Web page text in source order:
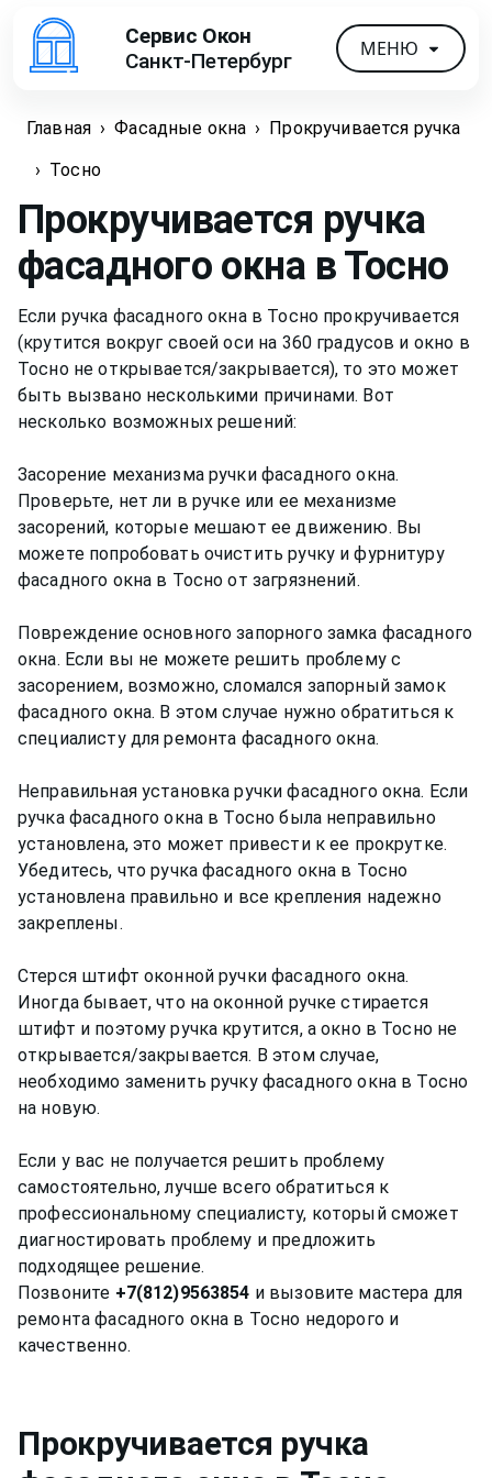
Сервис Окон
Санкт-Петербург
МЕНЮ
Главная › Фасадные окна ›
Прокручивается ручка
› Тосно
Прокручивается ручка
фасадного окна в Тосно
Если ручка фасадного окна в Тосно прокручивается
(крутится вокруг своей оси на 360 градусов и окно в
Тосно не открывается/закрывается), то это может
быть вызвано несколькими причинами. Вот
несколько возможных решений:
Засорение механизма ручки фасадного окна.
Проверьте, нет ли в ручке или ее механизме
засорений, которые мешают ее движению. Вы
можете попробовать очистить ручку и фурнитуру
фасадного окна в Тосно от загрязнений.
Повреждение основного запорного замка фасадного
окна. Если вы не можете решить проблему с
засорением, возможно, сломался запорный замок
фасадного окна. В этом случае нужно обратиться к
специалисту для ремонта фасадного окна.
Неправильная установка ручки фасадного окна. Если
ручка фасадного окна в Тосно была неправильно
установлена, это может привести к ее прокрутке.
Убедитесь, что ручка фасадного окна в Тосно
установлена правильно и все крепления надежно
закреплены.
Стерся штифт оконной ручки фасадного окна.
Иногда бывает, что на оконной ручке стирается
штифт и поэтому ручка крутится, а окно в Тосно не
открывается/закрывается. В этом случае,
необходимо заменить ручку фасадного окна в Тосно
на новую.
Если у вас не получается решить проблему
самостоятельно, лучше всего обратиться к
профессиональному специалисту, который сможет
диагностировать проблему и предложить
подходящее решение.
Позвоните +7(812)9563854 и вызовите мастера для
ремонта фасадного окна в Тосно недорого и
Прокручивается ручка